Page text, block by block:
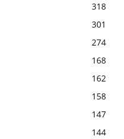
318
301
274
168
162
158
147
144